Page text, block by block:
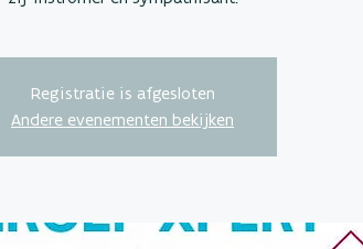
Registratie is afgesloten
Andere evenementen bekijken